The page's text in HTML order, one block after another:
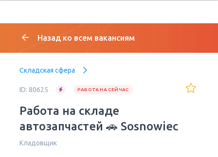
Назад ко всем вакансиям
Складская сфера
ID: 80625 РАБОТА НА СЕЙЧАС
Работа на складе
автозапчастей 🚗 Sosnowiec
Кладовщик